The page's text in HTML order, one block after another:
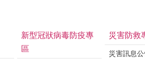
新型冠狀病毒防疫專
區
災害防救
災害訊息